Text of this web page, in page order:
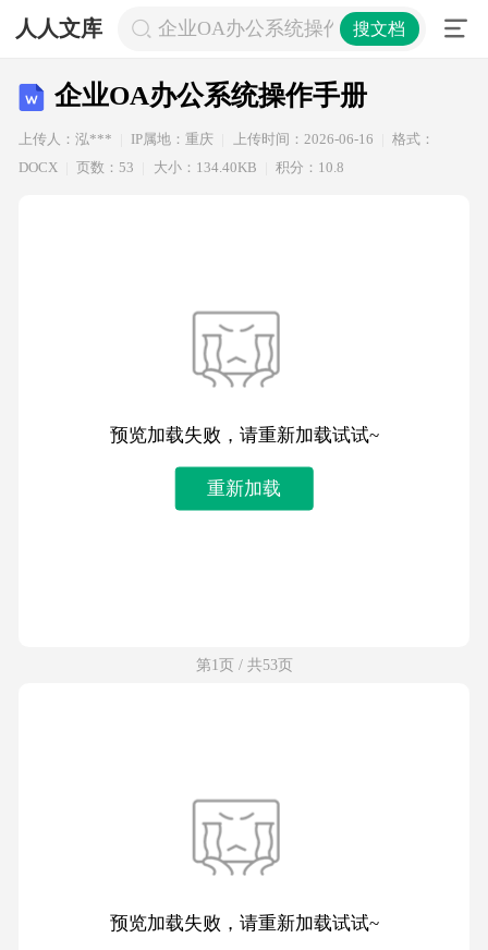
人人文库 企业OA办公系统操作手册
搜文档
企业OA办公系统操作手册
上传人：泓*** IP属地：重庆 上传时间：2026-06-16
格式：
DOCX
页数：53 大小：134.40KB 积分：10.8
预览加载失败，请重新加载试试~
重新加载
第1页 / 共53页
预览加载失败，请重新加载试试~